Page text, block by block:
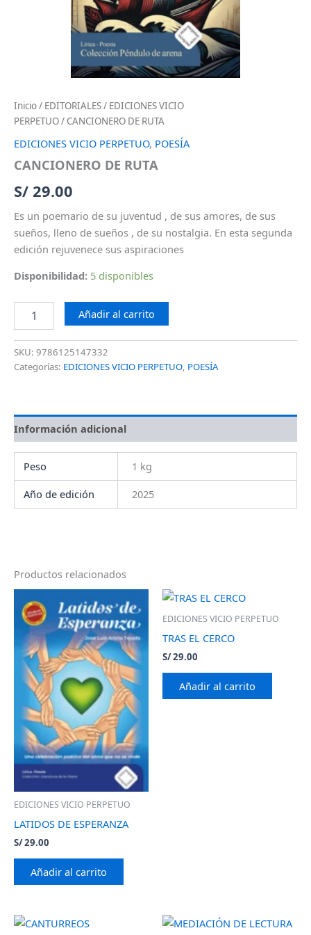
Inicio/ EDITORIALES/ EDICIONES VICIO
PERPETUO/ CANCIONERO DE RUTA
EDICIONES VICIO PERPETUO, POESÍA
CANCIONERO DE RUTA
S/ 29.00
Es un poemario de su juventud , de sus amores, de sus
sueños, lleno de sueños , de su nostalgia. En esta segunda
edición rejuvenece sus aspiraciones
Disponibilidad: 5 disponibles
Añadir al carrito
SKU: 9786125147332
Categorías: EDICIONES VICIO PERPETUO, POESÍA
Información adicional
Peso
1 kg
Año de edición
2025
Productos relacionados
EDICIONES VICIO PERPETUO
LATIDOS DE ESPERANZA
S/29.00
Añadir al carrito
EDICIONES VICIO PERPETUO
TRAS EL CERCO
S/29.00
Añadir al carrito